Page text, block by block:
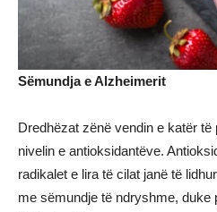
Sëmundja e Alzheimerit
Dredhëzat zënë vendin e katër
nivelin e antioksidantëve.
radikalet e lira të cilat janë të
me sëmundje të ndryshme, duke